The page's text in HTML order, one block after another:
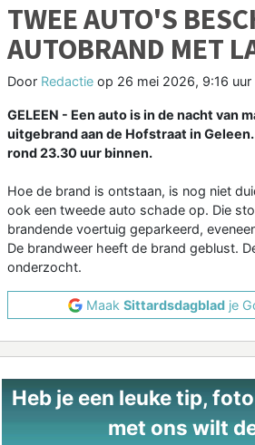
TWEE AUTO'S
AUTOBRAND MET
Door Redactie op 26 mei 2026, 9:16 uur
GELEEN - Een auto is in de nacht van
uitgebrand aan de Hofstraat in
rond 23.30 uur binnen.
Hoe de brand is ontstaan, is nog niet
ook een tweede auto schade op. Die
brandende voertuig geparkeerd,
De brandweer heeft de brand geblust.
onderzocht.
Maak Sittardsdagbladje
Heb je een leuke tip,
met ons wilt